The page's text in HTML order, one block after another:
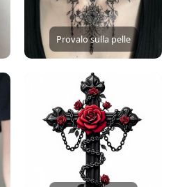
Provalo sulla pelle